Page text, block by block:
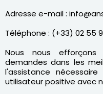
Adresse e-mail :
Téléphone : (+33) 02 55
Nous nous
demandes dans les
l'assistance
utilisateur positive avec